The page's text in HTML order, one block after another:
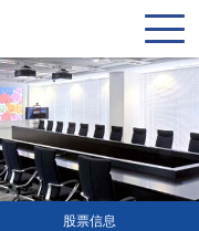
股票信息